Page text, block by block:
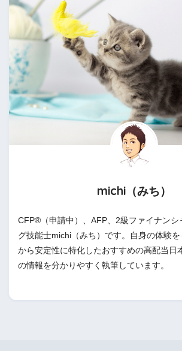
michi（みち）
CFP®（申請中）、AFP、2級ファイナンシ
グ技能士michi（みち）です。自身の体験
から安定性に特化したおすすめの高配当日
の情報を分かりやすく執筆しています。